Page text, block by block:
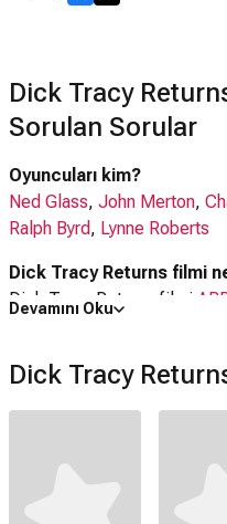
Dick Tracy
Sorulan Sorular
Oyuncuları kim?
Ned Glass, John Merton,
Ralph Byrd, Lynne Roberts
Dick Tracy Returns filmi
Dick Tracy Returns filmi
4 saat 20 dakika
IMDb puanı kaç?
Dick Tracy Returns filmi
Suç
Aksiyon
Devamını Oku
Dick Tracy